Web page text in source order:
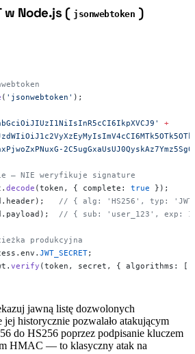
w Node.js ( jsonwebtoken )
( 'jsonwebtoken' );
+
— NIE weryfikuje signature
decode (token, { complete: true });
// { alg: 'HS256', typ:
// { sub: 'user_123', exp:
produkcyjna
JWT_SECRET;
verify (token, secret, { algorithms: [
jawną listę dozwolonych
jej historycznie pozwalało atakującym
do HS256 poprzez podpisanie kluczem
HMAC — to klasyczny atak na